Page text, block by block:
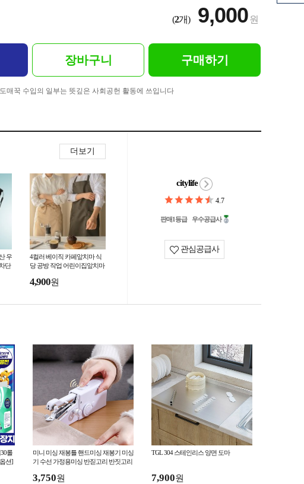
(2개) 9,000원
장바구니 구매하기
도매꾹 수입의 일부는 뜻깊은 사회공헌 활동에 쓰입니다
더보기
우
단
4컬러 베이직 카페앞치마 식
당 공방 작업 어린이집앞치마
앞치마 다용도앞치마
4,900원
citylife
4.7
판매1등급 우수공급사
관심공급사
롤
션]
미니 미싱 재봉틀 핸드미싱 재봉기 미싱
기 수선 가정용미싱 반짇고리 반짓고리
3,750원
TGL 304 스테인리스 양면 도마
7,900원